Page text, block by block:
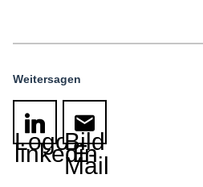
Weitersagen
Logo
linkedin
Bild
E-
Mail